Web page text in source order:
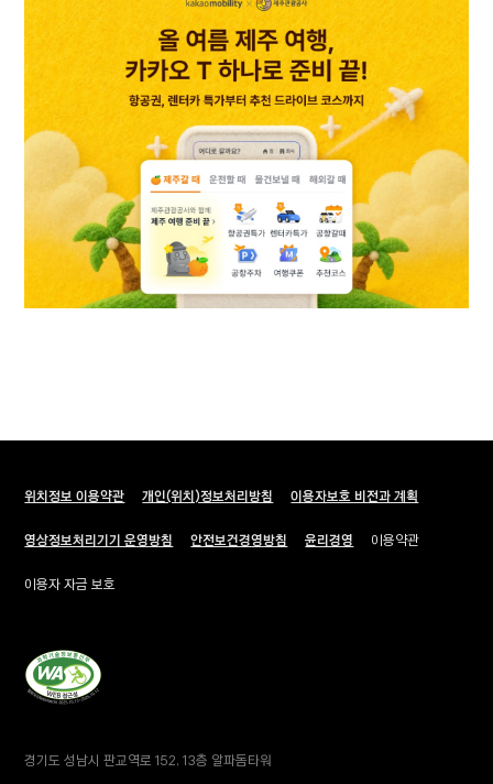
푸터 메뉴
위치정보 이용약관 새창열림
개인(위치)정보처리방침 이용자보호 비전과 계획
영상정보처리기기 운영방침 새창열림
안전보건경영방침 새창열림
윤리경영 이용약관
이용자 자금 보호
경기도 성남시 판교역로 152, 13층 알파돔타워